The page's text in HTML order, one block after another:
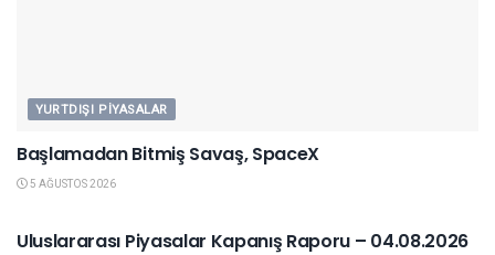
YURTDIŞI PIYASALAR
Başlamadan Bitmiş Savaş, SpaceX
5 AĞUSTOS 2026
Uluslararası Piyasalar Kapanış Raporu – 04.08.2026